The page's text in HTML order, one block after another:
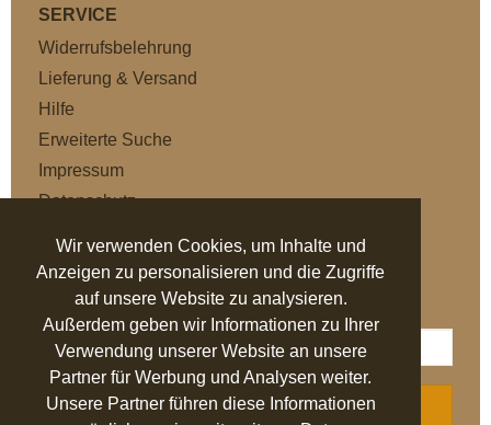
Wir verwenden Cookies, um Inhalte und
Anzeigen zu personalisieren und die Zugriffe
auf unsere Website zu analysieren.
Außerdem geben wir Informationen zu Ihrer
Verwendung unserer Website an unsere
Partner für Werbung und Analysen weiter.
Unsere Partner führen diese Informationen
SERVICE
Widerrufsbelehrung
Lieferung & Versand
Hilfe
Erweiterte Suche
Impressum
Datenschutz
NEWSLETTER
ABONNIEREN